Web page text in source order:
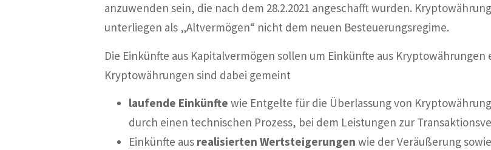
anzuwenden sein, die nach dem 28.2.2021 angeschafft wurden.
unterliegen als „Altvermögen“ nicht dem neuen Besteuerungsregime.
Die Einkünfte aus Kapitalvermögen sollen um Einkünfte aus
Kryptowährungen sind dabei gemeint
laufende Einkünfte wie Entgelte für die Überlassung von
durch einen technischen Prozess, bei dem Leistungen zur
Einkünfte aus realisierten Wertsteigerungen wie der Veräußerung